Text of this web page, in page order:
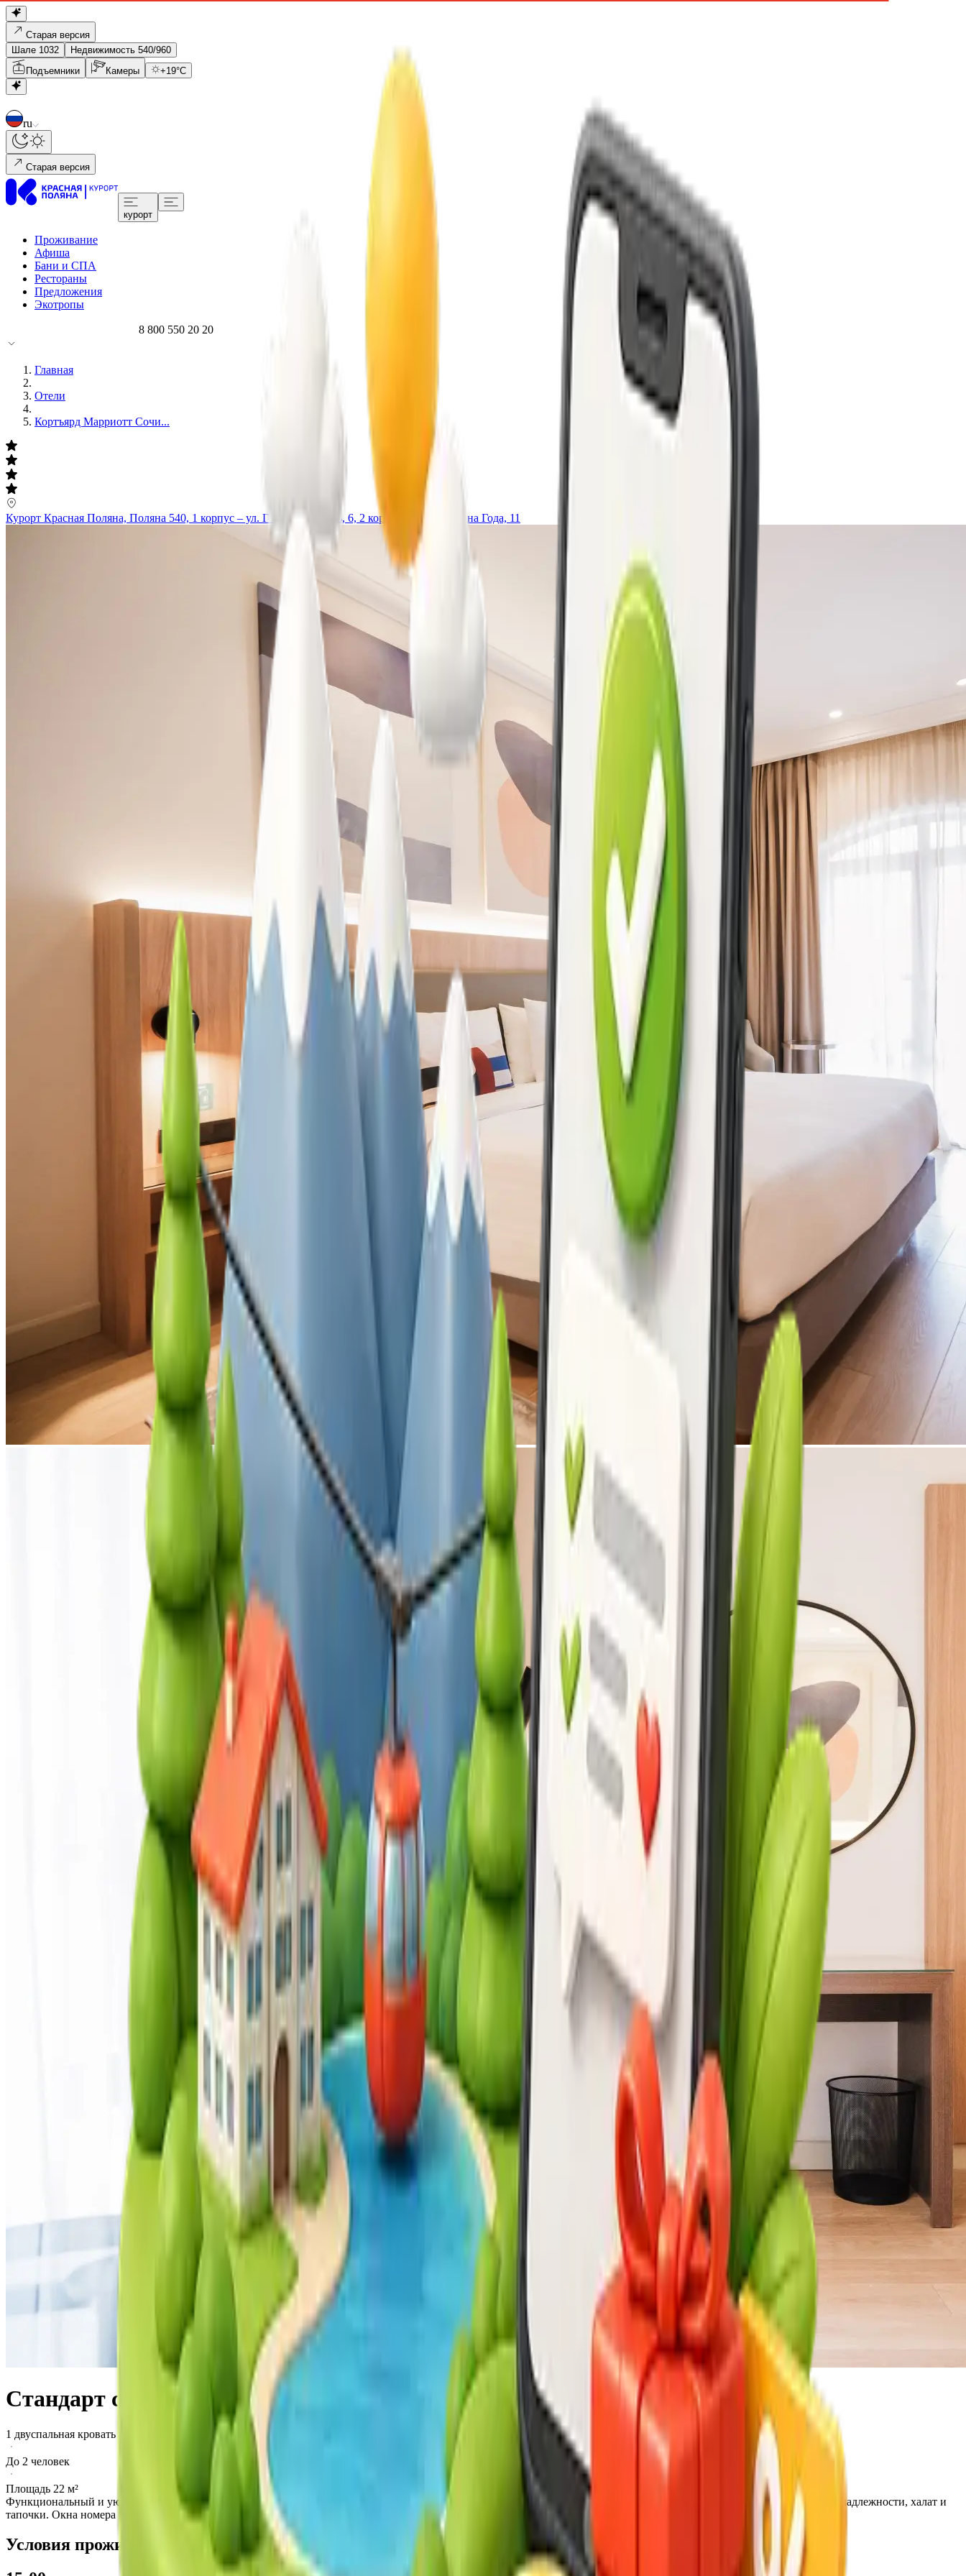
Старая версия
Шале 1032
Недвижимость 540/960
Подъемники
Камеры +19°C
ru
Старая версия
курорт
Проживание
Афиша
Бани и СПА
Рестораны
Предложения
Экотропы
8 800 550 20 20
Главная
Отели
Кортъярд Марриотт Сочи...
Курорт Красная Поляна, Поляна 540, 1 корпус – ул. Горная карусель, 6, 2 корпус – наб. Времена Года, 11
Стандарт с одной двуспальной кроватью
1 двуспальная кровать
До 2 человек
Площадь 22 м²
Функциональный и уютный номер с одной большой двуспальной кроватью, в котором предусмотрено всё для комфортного отдыха: чайная станция, косметические принадлежности, халат и
тапочки. Окна номера выходят на канатную дорогу или внутренний двор отеля.
Условия проживания